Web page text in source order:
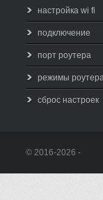
настройка wi fi
подключение
порт роутера
режимы
сброс настроек
© 2016-2026 -